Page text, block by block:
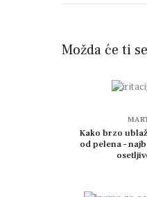
Možda će ti
Kako brzo
od pelena –